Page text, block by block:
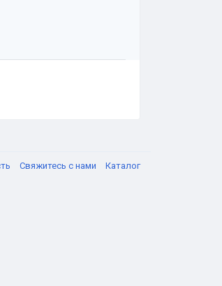
Свяжитесь с нами Каталог